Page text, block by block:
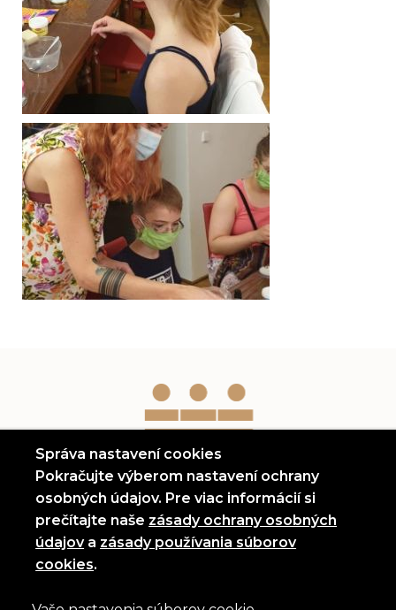
Správa nastavení cookies
Pokračujte výberom nastavení ochrany
osobných údajov. Pre viac informácií si
prečítajte naše zásady ochrany osobných
údajov(otvorí sa v novom okne)
a zásady používania súborov
cookies(otvorí sa v novom okne)
.